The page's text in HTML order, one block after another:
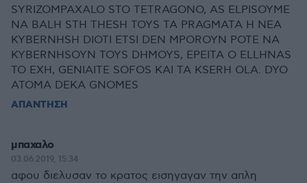
SYRIZOMPAXALO STO TETRAGONO, AS ELPISOYME
NA BALH STH THESH TOYS TA PRAGMATA H NEA
KYBERNHSH DIOTI ETSI DEN MPOROYN POTE NA
KYBERNHSOYN TOYS DHMOYS, EPEITA O ELLHNAS
TO EXH, GENIAITE SOFOS KAI TA KSERH OLA. DYO
ATOMA DEKA GNOMES
ΑΠΑΝΤΗΣΗ
μπαχαλο
03.06.2019, 15:34
αφου διελυσαν το κρατος εισηγαγαν την απλη